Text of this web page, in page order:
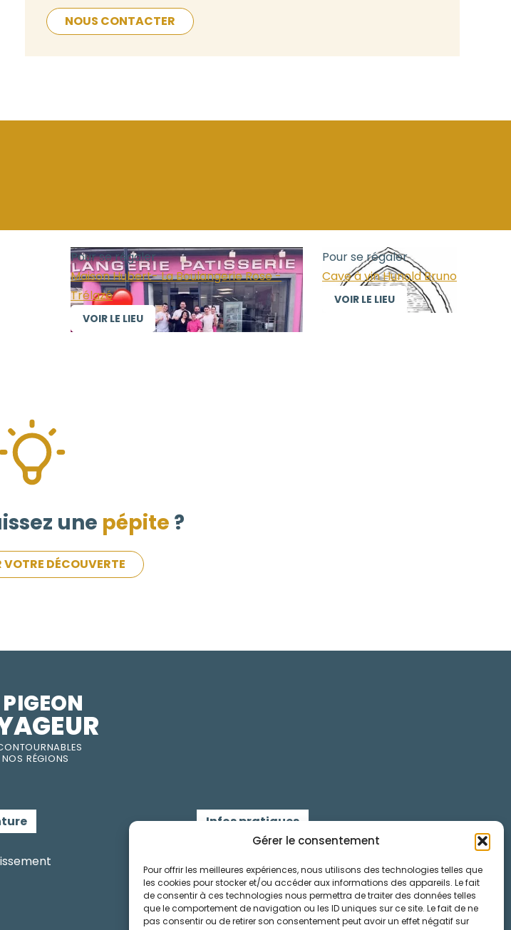
Gérer le consentement
Pour offrir les meilleures expériences, nous utilisons des technologies telles que
les cookies pour stocker et/ou accéder aux informations des appareils. Le fait
de consentir à ces technologies nous permettra de traiter des données telles
que le comportement de navigation ou les ID uniques sur ce site. Le fait de ne
pas consentir ou de retirer son consentement peut avoir un effet négatif sur
NOUS CONTACTER
Pour se régaler
Maison Hubert- La Boulangerie Rose -
Trélazé
VOIR LE LIEU
Pour se régaler
Cave à vin Hunold Bruno
VOIR LE LIEU
une pépite ?
VOTRE DÉCOUVERTE
ONTOURNABLES
NOS RÉGIONS
PIGEON
Infos pratiques
Mentions légales
Cookies